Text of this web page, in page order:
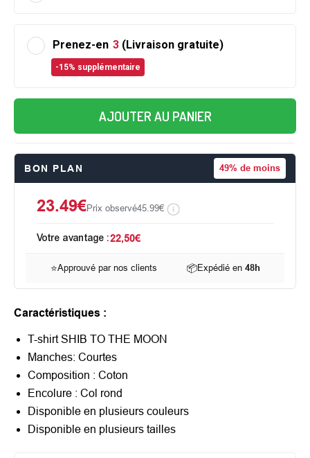
Prenez-en 3 (Livraison gratuite)
-15% supplémentaire
AJOUTER AU PANIER
BON PLAN 49% de moins
23.49€Prix observé45.99€
Votre avantage :22,50€
⭐Approuvé par nos clients 📦Expédié en 48h
Caractéristiques :
T-shirt SHIB TO THE MOON
Manches: Courtes
Composition : Coton
Encolure : Col rond
Disponible en plusieurs couleurs
Disponible en plusieurs tailles